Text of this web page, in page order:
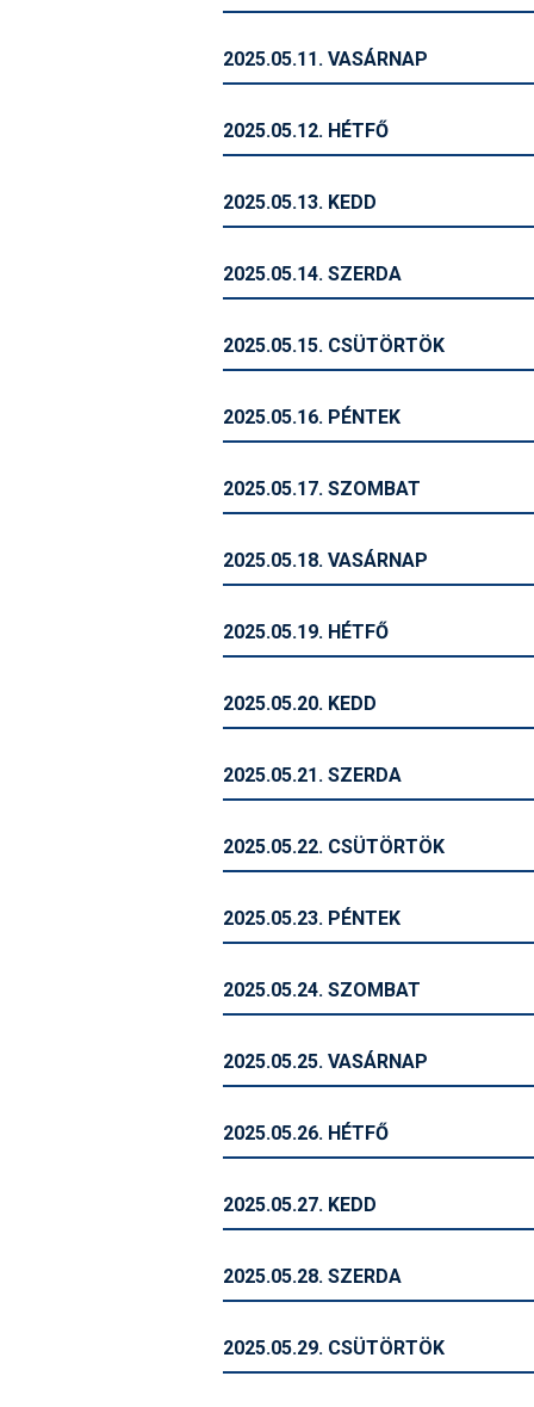
2025.05.11. VASÁRNAP
2025.05.12. HÉTFŐ
2025.05.13. KEDD
2025.05.14. SZERDA
2025.05.15. CSÜTÖRTÖK
2025.05.16. PÉNTEK
2025.05.17. SZOMBAT
2025.05.18. VASÁRNAP
2025.05.19. HÉTFŐ
2025.05.20. KEDD
2025.05.21. SZERDA
2025.05.22. CSÜTÖRTÖK
2025.05.23. PÉNTEK
2025.05.24. SZOMBAT
2025.05.25. VASÁRNAP
2025.05.26. HÉTFŐ
2025.05.27. KEDD
2025.05.28. SZERDA
2025.05.29. CSÜTÖRTÖK